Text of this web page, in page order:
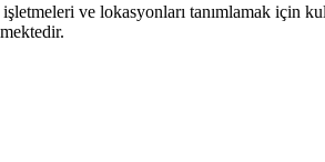
ve lokasyonları tanımlamak için